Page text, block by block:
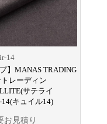
14
プ】MANAS TRADING
レーディン
サテライ
14(キュイル14)
お見積り